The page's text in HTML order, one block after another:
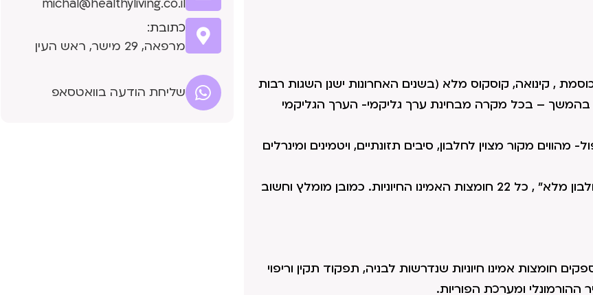
, קינואה, קוסקוס מלא (בשנים האחרונות ישנן השגות רבות
– בכל מקרה מבחינת ערך גליקמי- הערך הגליקמי
מקור מצוין לחלבון, סיבים תזונתיים, ויטמינים ומינרלים
מומלץ ביותר לשלב דגנים מאלים לצד קטניות – וכך מושג "חלבון מלא" , כל 22 חומצות האמינו החיוניות. כמובן מומלץ וחשוב
חומצות אמינו חיוניות שנדרשות לבניה, תפקוד תקין וריפוי
ההורמונלי ומערכת הפוריות.
michal@healthyliving.co.il
כתובת:
מרפאה, 29 מישר, ראש העין
שליחת הודעה בוואטסאפ